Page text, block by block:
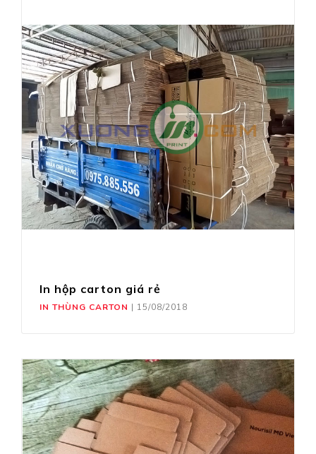
In hộp carton giá rẻ
IN THÙNG CARTON | 15/08/2018